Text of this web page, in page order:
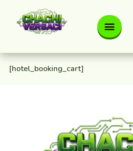
[hotel_booking_cart]